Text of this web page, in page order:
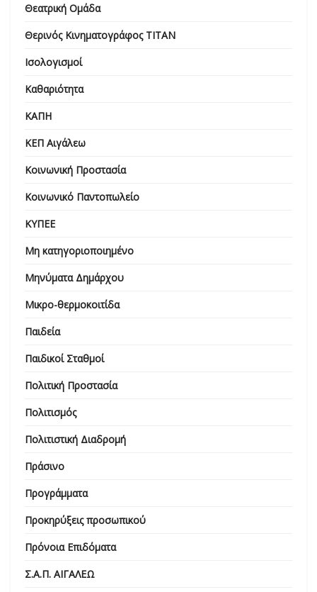
Θεατρική Ομάδα
Θερινός Κινηματογράφος ΤΙΤΑΝ
Ισολογισμοί
Καθαριότητα
ΚΑΠΗ
ΚΕΠ Αιγάλεω
Κοινωνική Προστασία
Κοινωνικό Παντοπωλείο
ΚΥΠΕΕ
Μη κατηγοριοποιημένο
Μηνύματα Δημάρχου
Μικρο-θερμοκοιτίδα
Παιδεία
Παιδικοί Σταθμοί
Πολιτική Προστασία
Πολιτισμός
Πολιτιστική Διαδρομή
Πράσινο
Προγράμματα
Προκηρύξεις προσωπικού
Πρόνοια Επιδόματα
Σ.Α.Π. ΑΙΓΑΛΕΩ